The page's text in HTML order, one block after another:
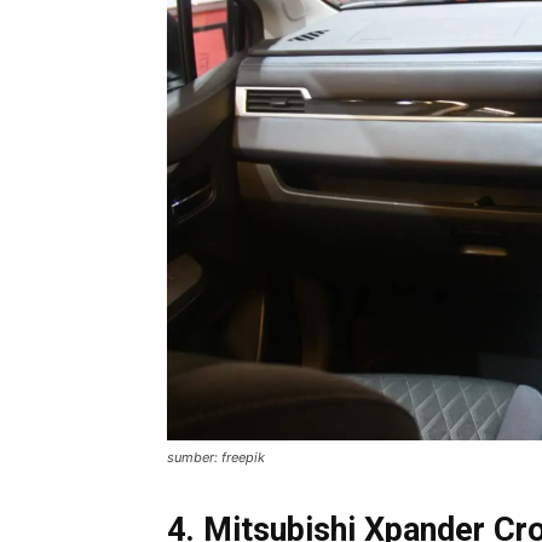
sumber: freepik
4. Mitsubishi Xpander